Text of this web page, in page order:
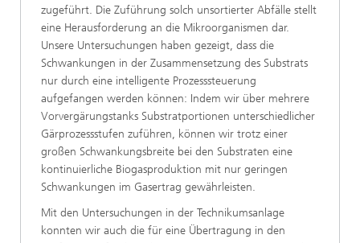
zugeführt. Die Zuführung solch unsortierter Abfälle stellt
eine Herausforderung an die Mikroorganismen dar.
Unsere Untersuchungen haben gezeigt, dass die
Schwankungen in der Zusammensetzung des Substrats
nur durch eine intelligente Prozesssteuerung
aufgefangen werden können: Indem wir über mehrere
Vorvergärungstanks Substratportionen unterschiedlicher
Gärprozessstufen zuführen, können wir trotz einer
großen Schwankungsbreite bei den Substraten eine
kontinuierliche Biogasproduktion mit nur geringen
Schwankungen im Gasertrag gewährleisten.
Mit den Untersuchungen in der Technikumsanlage
konnten wir auch die für eine Übertragung in den